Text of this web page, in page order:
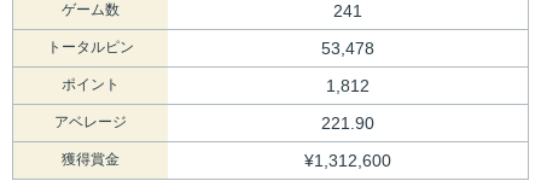
ゲーム数 241
トータルピン 53,478
ポイント 1,812
アベレージ 221.90
獲得賞金 ¥1,312,600